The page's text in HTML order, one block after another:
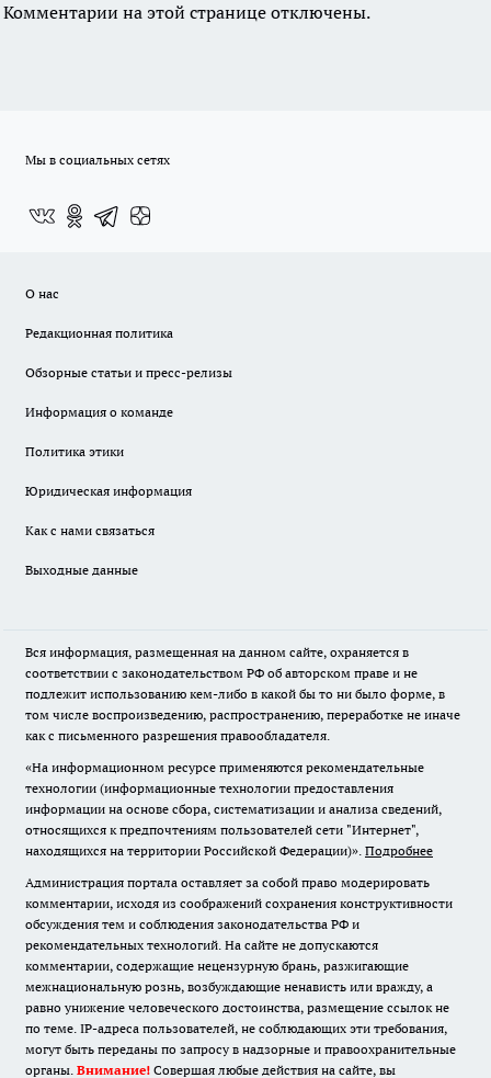
Комментарии на этой странице отключены.
Мы в социальных сетях
О нас
Редакционная политика
Обзорные статьи и пресс-релизы
Информация о команде
Политика этики
Юридическая информация
Как с нами связаться
Выходные данные
Вся информация, размещенная на данном сайте, охраняется в
соответствии с законодательством РФ об авторском праве и не
подлежит использованию кем-либо в какой бы то ни было форме, в
том числе воспроизведению, распространению, переработке не иначе
как с письменного разрешения правообладателя.
«На информационном ресурсе применяются рекомендательные
технологии (информационные технологии предоставления
информации на основе сбора, систематизации и анализа сведений,
относящихся к предпочтениям пользователей сети "Интернет",
находящихся на территории Российской Федерации)». Подробнее
Администрация портала оставляет за собой право модерировать
комментарии, исходя из соображений сохранения конструктивности
обсуждения тем и соблюдения законодательства РФ и
рекомендательных технологий. На сайте не допускаются
комментарии, содержащие нецензурную брань, разжигающие
межнациональную рознь, возбуждающие ненависть или вражду, а
равно унижение человеческого достоинства, размещение ссылок не
по теме. IP-адреса пользователей, не соблюдающих эти требования,
могут быть переданы по запросу в надзорные и правоохранительные
органы. Внимание! Совершая любые действия на сайте, вы